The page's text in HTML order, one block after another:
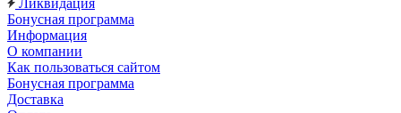
Ликвидация
Бонусная программа
Информация
О компании
Как пользоваться сайтом
Бонусная программа
Доставка